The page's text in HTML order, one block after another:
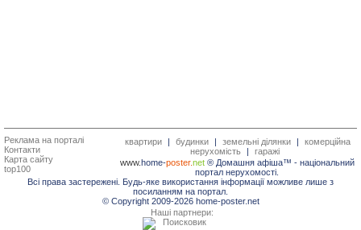
Реклама на порталі
Контакти
Карта сайту
top100
квартири | будинки | земельні ділянки |
комерційна
нерухомість
|
гаражі
www.home-poster.net® Домашня афіша™ - національний
портал нерухомості.
Всі права застережені. Будь-яке використання інформації можливе лише з
посиланням на портал.
© Copyright 2009-2026 home-poster.net
Наші партнери: